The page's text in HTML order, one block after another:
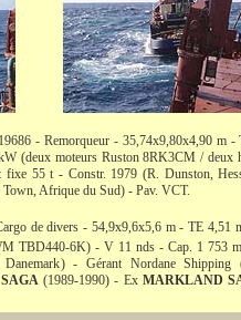
- Remorqueur - 35,74x9,80x4,90 m -
(deux moteurs Ruston 8RK3CM / deux
55 t - Constr. 1979 (R. Dunston,
Town, Afrique du Sud) - Pav. VCT.
de divers - 54,9x9,6x5,6 m - TE 4,51
TBD440-6K) - V 11 nds - Cap. 1 753 m
- Gérant Nordane Shipping
(1989-1990) - Ex MARKLAND